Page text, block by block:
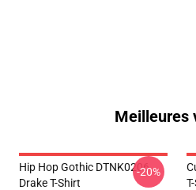
Meilleures
Hip Hop Gothic DTNK0206
Drake T-Shirt
-20%